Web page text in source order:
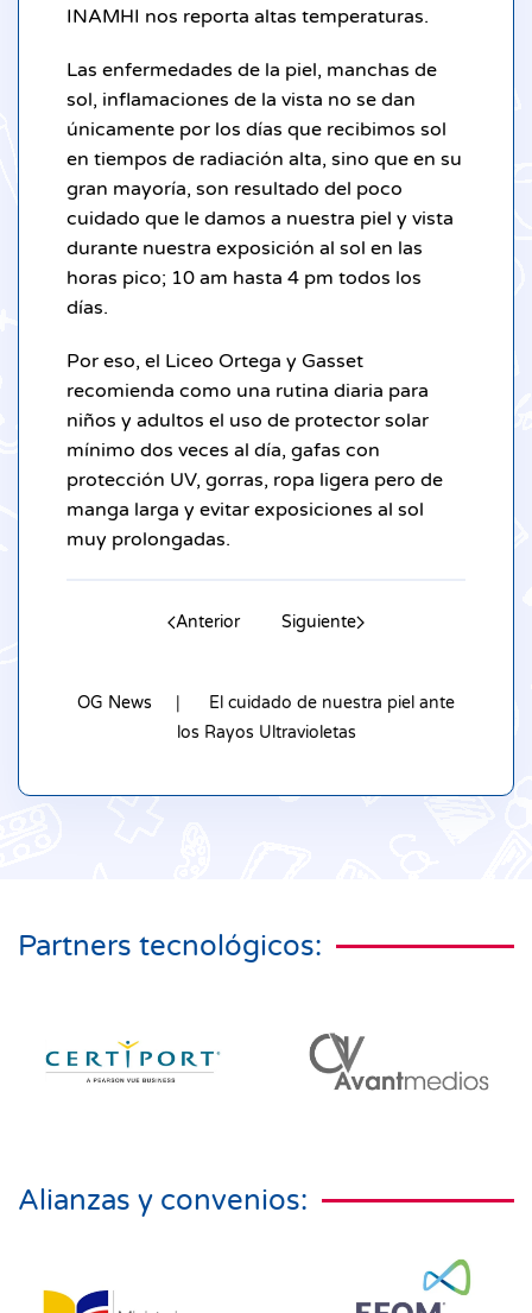
INAMHI nos reporta altas temperaturas.
Las enfermedades de la piel, manchas de
sol, inflamaciones de la vista no se dan
únicamente por los días que recibimos sol
en tiempos de radiación alta, sino que en su
gran mayoría, son resultado del poco
cuidado que le damos a nuestra piel y vista
durante nuestra exposición al sol en las
horas pico; 10 am hasta 4 pm todos los
días.
Por eso, el Liceo Ortega y Gasset
recomienda como una rutina diaria para
niños y adultos el uso de protector solar
mínimo dos veces al día, gafas con
protección UV, gorras, ropa ligera pero de
manga larga y evitar exposiciones al sol
muy prolongadas.
Anterior Siguiente
OG News
El cuidado de nuestra piel ante
los Rayos Ultravioletas
Partners tecnológicos:
Alianzas y convenios: